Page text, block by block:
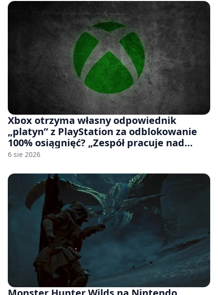
Xbox otrzyma własny odpowiednik
„platyn” z PlayStation za odblokowanie
100% osiągnięć? „Zespół pracuje nad
czymś, co ma się pojawić jeszcze w tym
6 sie 2026